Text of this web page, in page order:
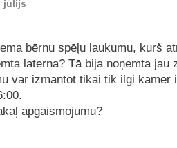
jūlijs
bērnu spēļu laukumu, kurš
laterna? Tā bija noņemta
var izmantot tikai tik ilgi kamēr
apgaismojumu?